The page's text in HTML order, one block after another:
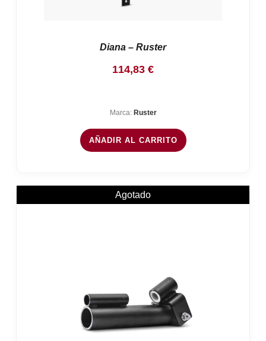
Diana – Ruster
114,83 €
Marca: Ruster
AÑADIR AL CARRITO
Agotado